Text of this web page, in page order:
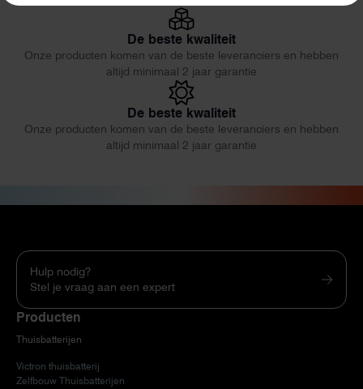
De beste kwaliteit
Onze producten komen van de beste leveranciers en hebben
altijd minimaal 2 jaar garantie
De beste kwaliteit
Onze producten komen van de beste leveranciers en hebben
altijd minimaal 2 jaar garantie
Hulp nodig?
Stel je vraag aan een expert
Producten
Thuisbatterijen
Victron thuisbatterij
Zelfbouw Thuisbatterijen